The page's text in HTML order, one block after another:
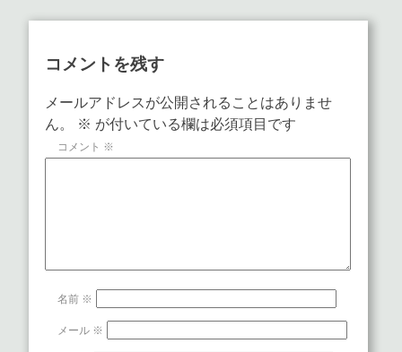
コメントを残す
メールアドレスが公開されることはありませ
ん。
※ が付いている欄は必須項目です
コメント ※
名前 ※
メール ※